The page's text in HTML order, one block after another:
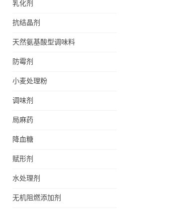
乳化剂
抗结晶剂
天然氨基酸型调味料
防霉剂
小麦处理粉
调味剂
局麻药
降血糖
赋形剂
水处理剂
无机阻燃添加剂